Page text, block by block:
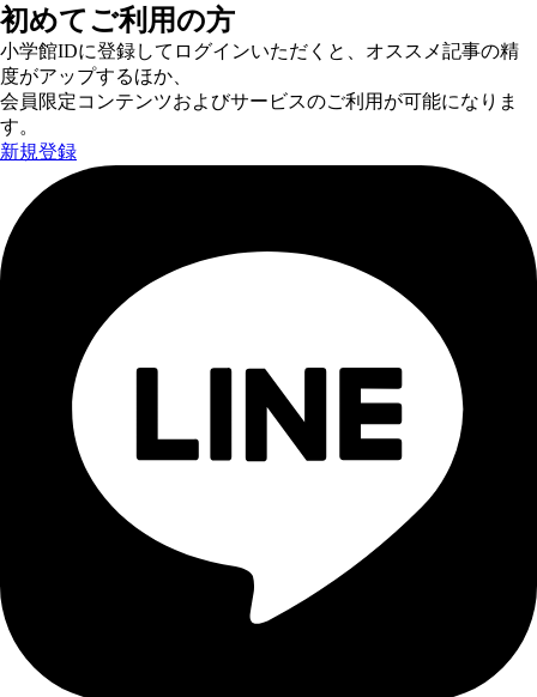
初めてご利用の方
小学館IDに登録してログインいただくと、オススメ記事の精
度がアップするほか、
会員限定コンテンツおよびサービスのご利用が可能になりま
す。
新規登録